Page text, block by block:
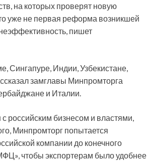
на которых проверят новую
уже не первая реформа возникшей
пишет
Сингапуре, Индии, Узбекистане,
замглавы Минпромторга
и Италии.
российским бизнесом и властями,
Минпромторг попытается
компании до конечного
чтобы экспортерам было удобнее